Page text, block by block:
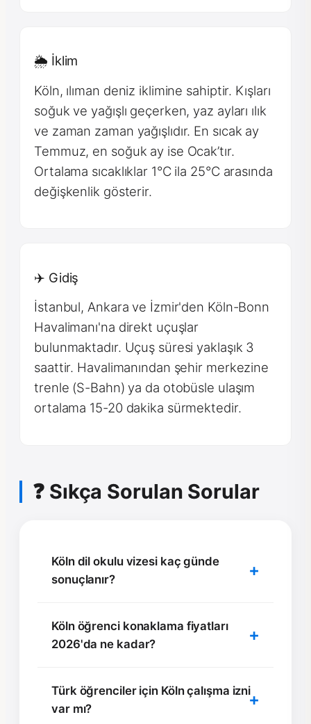
🌦 İklim
Köln, ılıman deniz iklimine sahiptir. Kışları
soğuk ve yağışlı geçerken, yaz ayları ılık
ve zaman zaman yağışlıdır. En sıcak ay
Temmuz, en soğuk ay ise Ocak’tır.
Ortalama sıcaklıklar 1°C ila 25°C arasında
değişkenlik gösterir.
✈️ Gidiş
İstanbul, Ankara ve İzmir'den Köln-Bonn
Havalimanı'na direkt uçuşlar
bulunmaktadır. Uçuş süresi yaklaşık 3
saattir. Havalimanından şehir merkezine
trenle (S-Bahn) ya da otobüsle ulaşım
ortalama 15-20 dakika sürmektedir.
❓ Sıkça Sorulan Sorular
Köln dil okulu vizesi kaç günde
sonuçlanır?
Köln öğrenci konaklama fiyatları
2026'da ne kadar?
Türk öğrenciler için Köln çalışma izni
var mı?